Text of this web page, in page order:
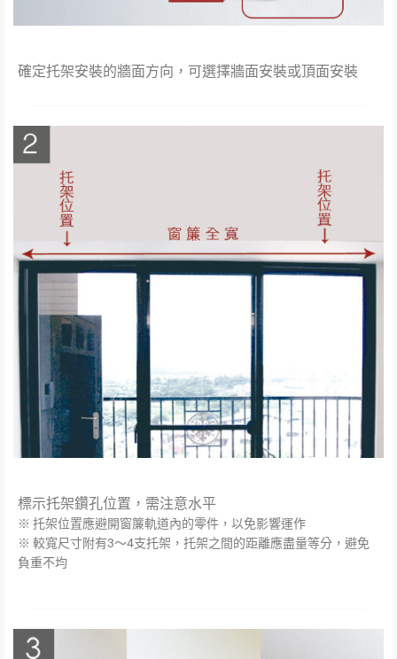
確定托架安裝的牆面方向，可選擇牆面安裝或頂面安裝
標示托架鑽孔位置，需注意水平
※ 托架位置應避開窗簾軌道內的零件，以免影響運作
※ 較寬尺寸附有3～4支托架，托架之間的距離應盡量等分，避免
負重不均